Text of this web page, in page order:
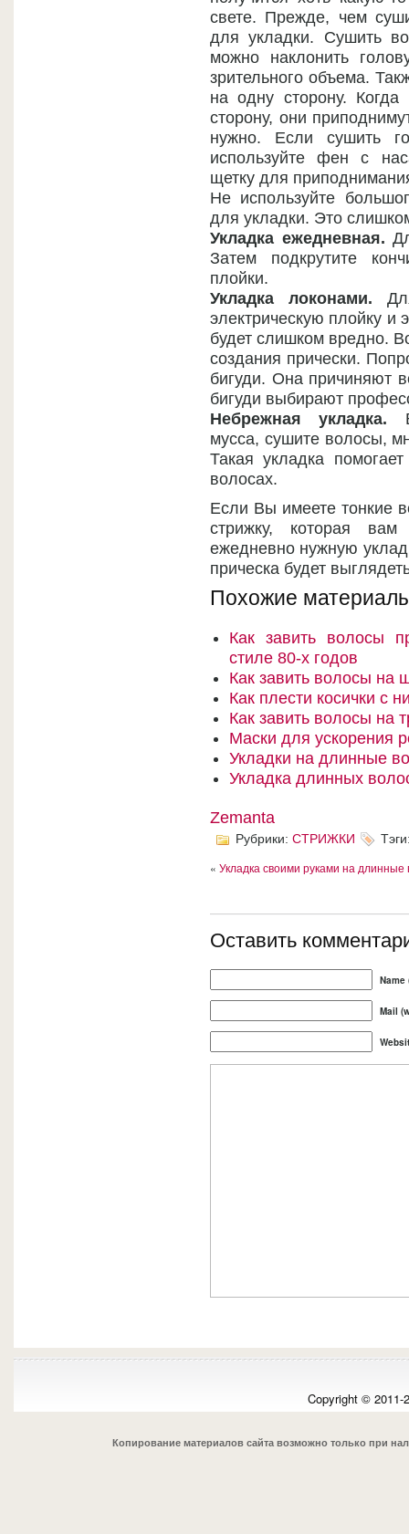
свете. Прежде, чем
для укладки. Сушить
можно наклонить
зрительного объема.
на одну сторону.
сторону, они
нужно. Если сушить
используйте фен с
щетку для
Не используйте
для укладки. Это
Укладка ежедневная.
Затем подкрутите
плойки.
Укладка локонами.
электрическую плойку и
будет слишком вредно.
создания прически.
бигуди. Она причиняют
бигуди выбирают
Небрежная укладка.
мусса, сушите волосы,
Такая укладка
волосах.
Если Вы имеете тонкие
стрижку, которая
ежедневно нужную
прическа будет
Похожие
Как завить волосы
стиле 80-х годов
Как завить волосы на
Как плести косички с
Как завить волосы на
Маски для ускорения
Укладки на длинные
Укладка длинных
Zemanta
Рубрики: СТРИЖКИ
« Укладка своими руками на длинные
Оставить
Name
Mail
Copyright © 2011-
Копирование материалов сайта возможно только при